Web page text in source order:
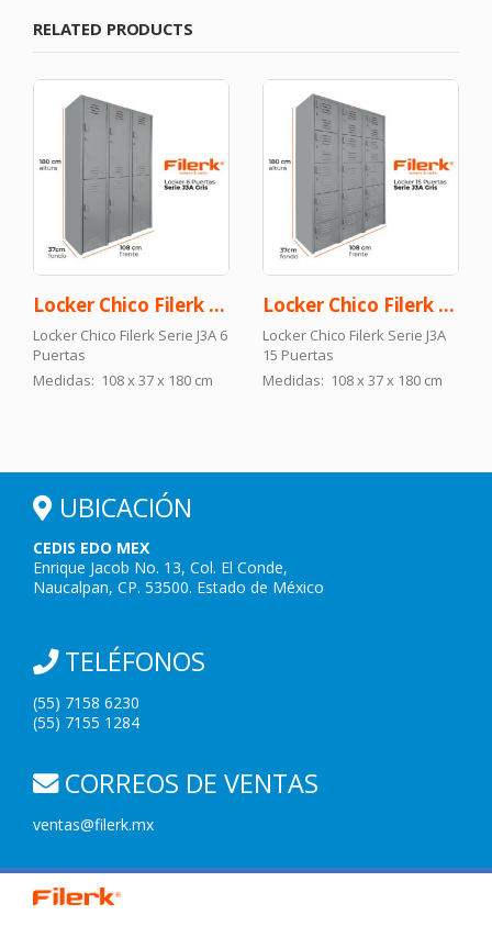
RELATED PRODUCTS
Locker Chico Filerk Serie J3A 6 Puertas
Locker Chico Filerk Serie J3A 6
Puertas
Medidas: 108 x 37 x 180 cm
Locker Chico Filerk Serie J3A 15 Puertas
Locker Chico Filerk Serie J3A
15 Puertas
Medidas: 108 x 37 x 180 cm
UBICACIÓN
CEDIS EDO MEX
Enrique Jacob No. 13, Col. El Conde,
Naucalpan, CP. 53500. Estado de México
TELÉFONOS
(55) 7158 6230
(55) 7155 1284
CORREOS DE VENTAS
ventas@filerk.mx